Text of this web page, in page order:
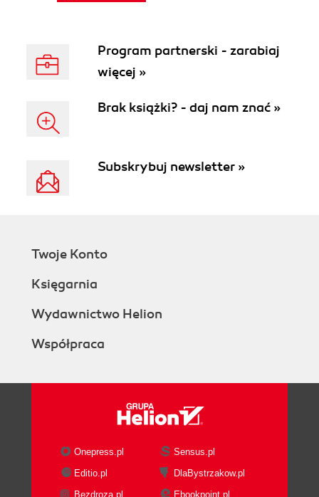
Program partnerski - zarabiaj
więcej »
Brak książki? - daj nam znać »
Subskrybuj newsletter »
Twoje Konto
Księgarnia
Wydawnictwo Helion
Współpraca
Onepress.pl
Sensus.pl
Editio.pl
DlaBystrzakow.pl
Bezdroza.pl
Ebookpoint.pl